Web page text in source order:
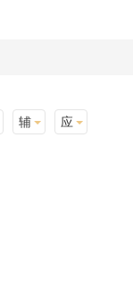
辅助产品与材料 应用终端